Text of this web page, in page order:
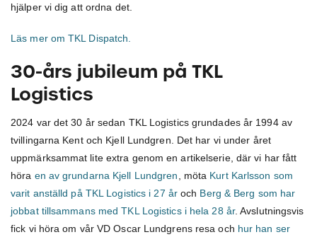
hjälper vi dig att ordna det.
Läs mer om TKL Dispatch.
30-års jubileum på TKL
Logistics
2024 var det 30 år sedan TKL Logistics grundades år 1994 av
tvillingarna Kent och Kjell Lundgren. Det har vi under året
uppmärksammat lite extra genom en artikelserie, där vi har fått
höra en av grundarna Kjell Lundgren, möta Kurt Karlsson som
varit anställd på TKL Logistics i 27 åroch Berg & Berg som har
jobbat tillsammans med TKL Logistics i hela 28 år. Avslutningsvis
fick vi höra om vår VD Oscar Lundgrens resa och hur han ser